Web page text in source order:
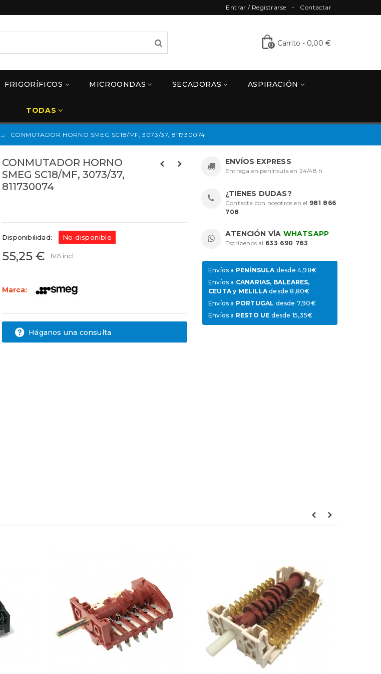
Contactar
Entrar / Registrarse
0 Carrito - 0,00 €
FRIGORÍFICOS MICROONDAS SECADORAS ASPIRACIÓN
TODAS
→ CONMUTADOR HORNO SMEG SC18/MF, 3073/37, 811730074
CONMUTADOR HORNO
SMEG SC18/MF, 3073/37,
811730074
Disponibilidad: No disponible
55,25 € IVA incl.
Marca:
Háganos una consulta
ENVÍOS EXPRESS
Entrega en península en 24/48 h.
¿TIENES DUDAS?
Contacta con nosotros en el 981 866
708 .
ATENCIÓN VÍA WHATSAPP
Escríbenos al 633 690 763.
Envíos a PENÍNSULAdesde 4,98€
Envíos a CANARIAS, BALEARES,
CEUTA y MELILLAdesde 8,80€
Envíos a PORTUGAL desde 7,90€
Envíos a RESTO UE desde 15,35€